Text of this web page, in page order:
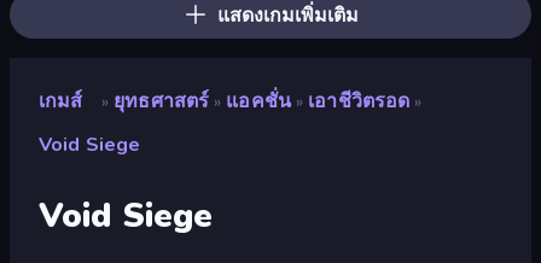
แสดงเกมเพิ่มเติม
เกมส์ » ยุทธศาสตร์ » แอคชั่น » เอาชีวิตรอด »
Void Siege
Void Siege